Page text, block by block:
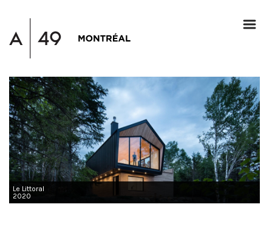
Le Littoral
2020